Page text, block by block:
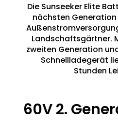
Die Sunseeker Elite
nächsten
Landschaftsgärtner.
zweiten Generation
Schnellladegerät
Stunden
60V 2.